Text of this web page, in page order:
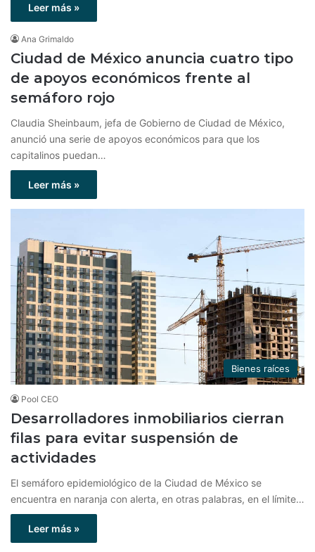
Leer más »
Ana Grimaldo
Ciudad de México anuncia cuatro tipo
de apoyos económicos frente al
semáforo rojo
Claudia Sheinbaum, jefa de Gobierno de Ciudad de México,
anunció una serie de apoyos económicos para que los
capitalinos puedan…
Leer más »
Bienes raíces
Pool CEO
Desarrolladores inmobiliarios cierran
filas para evitar suspensión de
actividades
El semáforo epidemiológico de la Ciudad de México se
encuentra en naranja con alerta, en otras palabras, en el límite…
Leer más »